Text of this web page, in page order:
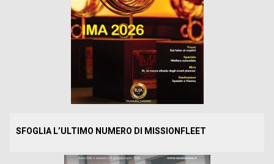
SFOGLIA L’ULTIMO NUMERO DI MISSIONFLEET